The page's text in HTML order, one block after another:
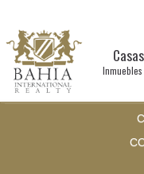
Inmuebles